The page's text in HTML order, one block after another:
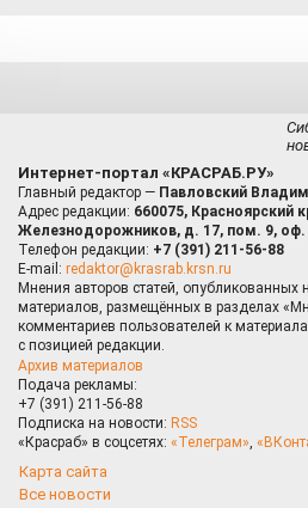
Интернет-портал «КРАСРАБ.РУ»
Главный редактор — Павловский
Адрес редакции: 660075, Красноярский
Железнодорожников, д. 17, пом. 9, оф.
Телефон редакции: +7 (391) 211-56-88
E-mail: redaktor@krasrab.krsn.ru
Мнения авторов статей, опубликованных
материалов, размещённых в разделах
комментариев пользователей к
с позицией редакции.
Архив материалов
Подача рекламы:
+7 (391) 211-56-88
Подписка на новости: RSS
«Красраб» в соцсетях: «Телеграм»,
Карта сайта
Все новости